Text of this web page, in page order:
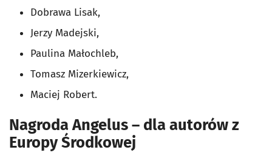
Dobrawa Lisak,
Jerzy Madejski,
Paulina Małochleb,
Tomasz Mizerkiewicz,
Maciej Robert.
Nagroda Angelus – dla autorów z
Europy Środkowej